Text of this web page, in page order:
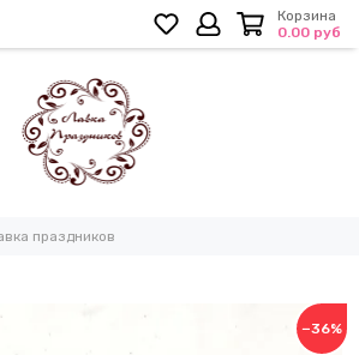
Корзина
0.00 руб
праздников
−36%